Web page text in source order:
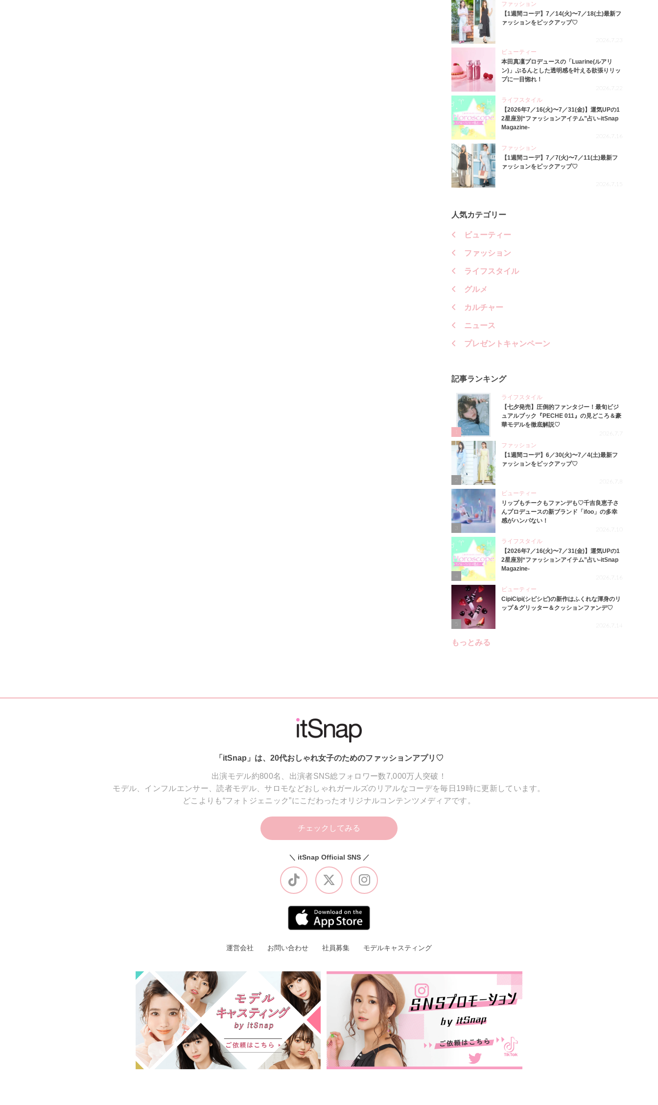
ファッション
【1週間コーデ】7／14(火)〜7／18(土)最新フ
ァッションをピックアップ♡
2026.7.23
ビューティー
本田真凜プロデュースの「Luarine(ルアリ
ン)」ぷるんとした透明感を叶える欲張りリッ
プに一目惚れ！
2026.7.22
ライフスタイル
【2026年7／16(火)〜7／31(金)】運気UPの1
2星座別“ファッションアイテム”占い-itSnap
Magazine-
2026.7.16
ファッション
【1週間コーデ】7／7(火)〜7／11(土)最新フ
ァッションをピックアップ♡
2026.7.15
人気カテゴリー
ビューティー
ファッション
ライフスタイル
グルメ
カルチャー
ニュース
プレゼントキャンペーン
記事ランキング
ライフスタイル
【七夕発売】圧倒的ファンタジー！最旬ビジ
ュアルブック『PECHE 011』の見どころ＆豪
華モデルを徹底解説♡
2026.7.7
ファッション
【1週間コーデ】6／30(火)〜7／4(土)最新フ
ァッションをピックアップ♡
2026.7.8
3
ビューティー
リップもチークもファンデも♡千吉良恵子さ
んプロデュースの新ブランド「ifoo」の多幸
感がハンパない！
2026.7.10
4
ライフスタイル
【2026年7／16(火)〜7／31(金)】運気UPの1
2星座別“ファッションアイテム”占い-itSnap
Magazine-
2026.7.16
ビューティー
CipiCipi(シピシピ)の新作はふくれな渾身のリ
ップ＆グリッター＆クッションファンデ♡
2026.7.14
もっとみる
「itSnap」は、20代おしゃれ女子のためのファッションアプリ♡
出演モデル約800名、出演者SNS総フォロワー数7,000万人突破！
モデル、インフルエンサー、読者モデル、サロモなどおしゃれガールズのリアルなコーデを毎日19時に更新しています。
どこよりも“フォトジェニック”にこだわったオリジナルコンテンツメディアです。
チェックしてみる
＼ itSnap Official SNS ／
運営会社 お問い合わせ 社員募集 モデルキャスティング